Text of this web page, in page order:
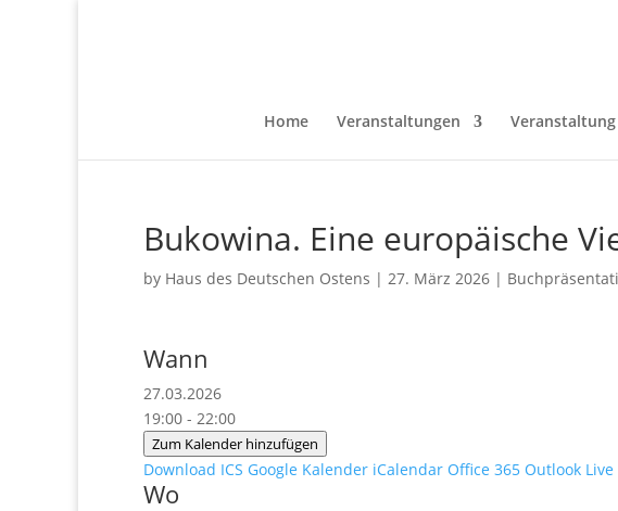
Home Veranstaltungen
Bukowina. Eine europäische
by Haus des Deutschen Ostens | 27. März 2026 |
Wann
27.03.2026
19:00 - 22:00
Zum Kalender hinzufügen
Download ICS Google Kalender iCalendar Office 365 Outlook Live
Wo